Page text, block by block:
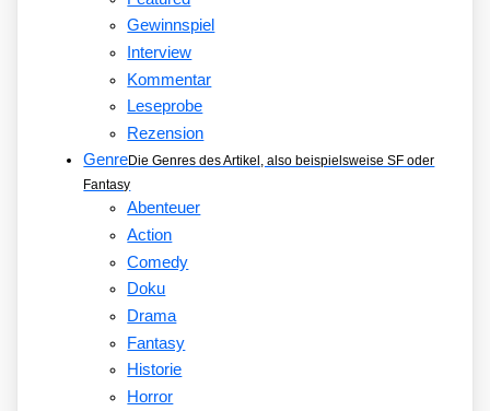
Gewinnspiel
Interview
Kommentar
Leseprobe
Rezension
GenreDie Genres des Artikel, also beispielsweise SF oder
Fantasy
Abenteuer
Action
Comedy
Doku
Drama
Fantasy
Historie
Horror